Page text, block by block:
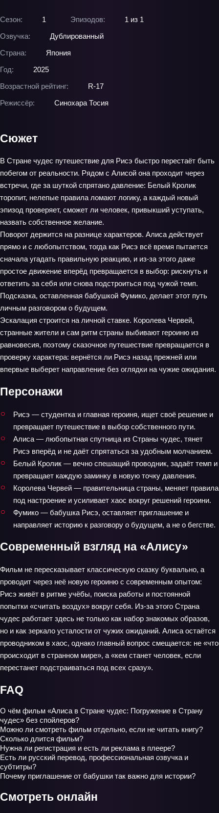
Сезон: 1 Эпизодов:
1 из 1
Озвучка:
Дублированный
Страна:
Япония
Год:
2025
Возрастной рейтинг:
R-17
Режиссёр:
Синохара Тосия
Сюжет
В Стране чудес путешествие для Рисэ быстро перестаёт быть
побегом от реальности. Рядом с Алисой она проходит через
встречи, где за шуткой спрятано давление: Белый Кролик
торопит, нелепые правила ломают логику, а каждый новый
эпизод проверяет, сможет ли человек, привыкший уступать,
назвать собственное желание.
Поворот держится на разнице характеров. Алиса действует
прямо и с любопытством, тогда как Рисэ всё время пытается
сначала угадать правильную реакцию, и из-за этого даже
простое движение вперёд превращается в выбор: рискнуть и
ответить за себя или снова подстроиться под чужой темп.
Подсказка, оставленная бабушкой Фумико, делает этот путь
личным разговором о будущем.
Эскалация строится на личной ставке. Королева Червей,
странные жители и сам ритм страны выбивают героиню из
равновесия, поэтому сказочное путешествие превращается в
проверку характера: вернётся ли Рисэ назад прежней или
впервые выберет направление без оглядки на чужие ожидания.
Персонажи
Рисэ — студентка и главная героиня, ищет своё решение и
превращает путешествие в выбор собственного пути.
Алиса — любопытная спутница из Страны чудес, тянет
Рисэ вперёд и не даёт спрятаться за удобным молчанием.
Белый Кролик — вечно спешащий проводник, задаёт темп и
превращает каждую заминку в новую точку давления.
Королева Червей — правительница страны, меняет правила
под настроение и усиливает хаос вокруг решений героини.
Фумико — бабушка Рисэ, оставляет приглашение и
направляет историю к разговору о будущем, а не о бегстве.
Современный взгляд на «Алису»
Фильм не пересказывает классическую сказку буквально, а
проводит через неё новую героиню с современным опытом:
Рисэ живёт в ритме учёбы, поиска работы и постоянной
попытки «считать воздух» вокруг себя. Из-за этого Страна
чудес работает здесь не только как набор знакомых образов,
но и как зеркало усталости от чужих ожиданий. Алиса остаётся
проводником в хаос, однако главный вопрос смещается: не «что
происходит в странном мире», а «кем станет человек, если
перестанет подстраиваться под всех сразу».
FAQ
О чём фильм «Алиса в Стране чудес: Погружение в Страну
чудес» без спойлеров?
Можно ли смотреть фильм отдельно, если не читать книгу?
Сколько длится фильм?
Нужна ли регистрация и есть ли реклама в плеере?
Есть ли русский перевод, профессиональная озвучка и
субтитры?
Почему приглашение от бабушки так важно для истории?
Смотреть онлайн